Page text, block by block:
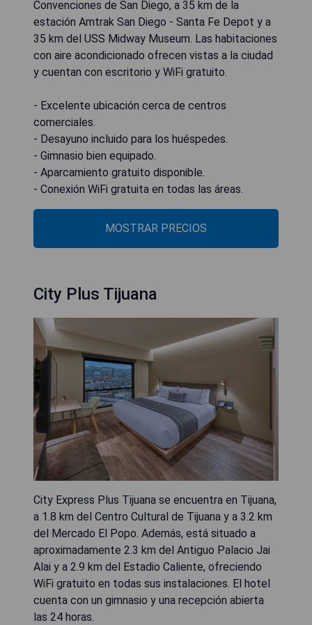
Convenciones de San Diego, a 35 km de la
estación Amtrak San Diego - Santa Fe Depot y a
35 km del USS Midway Museum. Las habitaciones
con aire acondicionado ofrecen vistas a la ciudad
y cuentan con escritorio y WiFi gratuito.
- Excelente ubicación cerca de centros
comerciales.
- Desayuno incluido para los huéspedes.
- Gimnasio bien equipado.
- Aparcamiento gratuito disponible.
- Conexión WiFi gratuita en todas las áreas.
MOSTRAR PRECIOS
City Plus Tijuana
City Express Plus Tijuana se encuentra en Tijuana,
a 1.8 km del Centro Cultural de Tijuana y a 3.2 km
del Mercado El Popo. Además, está situado a
aproximadamente 2.3 km del Antiguo Palacio Jai
Alai y a 2.9 km del Estadio Caliente, ofreciendo
WiFi gratuito en todas sus instalaciones. El hotel
cuenta con un gimnasio y una recepción abierta
las 24 horas.